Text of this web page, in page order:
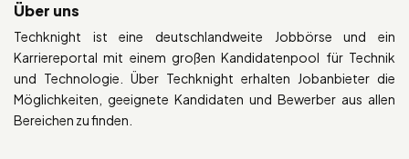
Über uns
Techknight ist eine deutschlandweite Jobbörse und ein
Karriereportal mit einem großen Kandidatenpool für Technik
und Technologie. Über Techknight erhalten Jobanbieter die
Möglichkeiten, geeignete Kandidaten und Bewerber aus allen
Bereichen zu finden.